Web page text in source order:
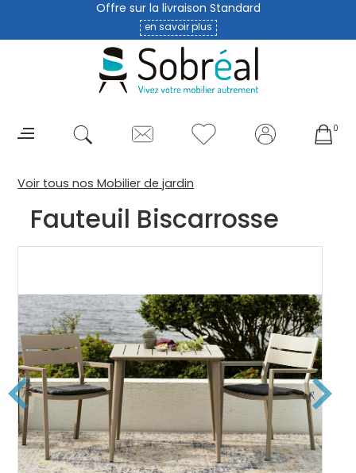
Offre sur la livraison Standard
en savoir plus
0
Voir tous nos Mobilier de jardin
Fauteuil Biscarrosse